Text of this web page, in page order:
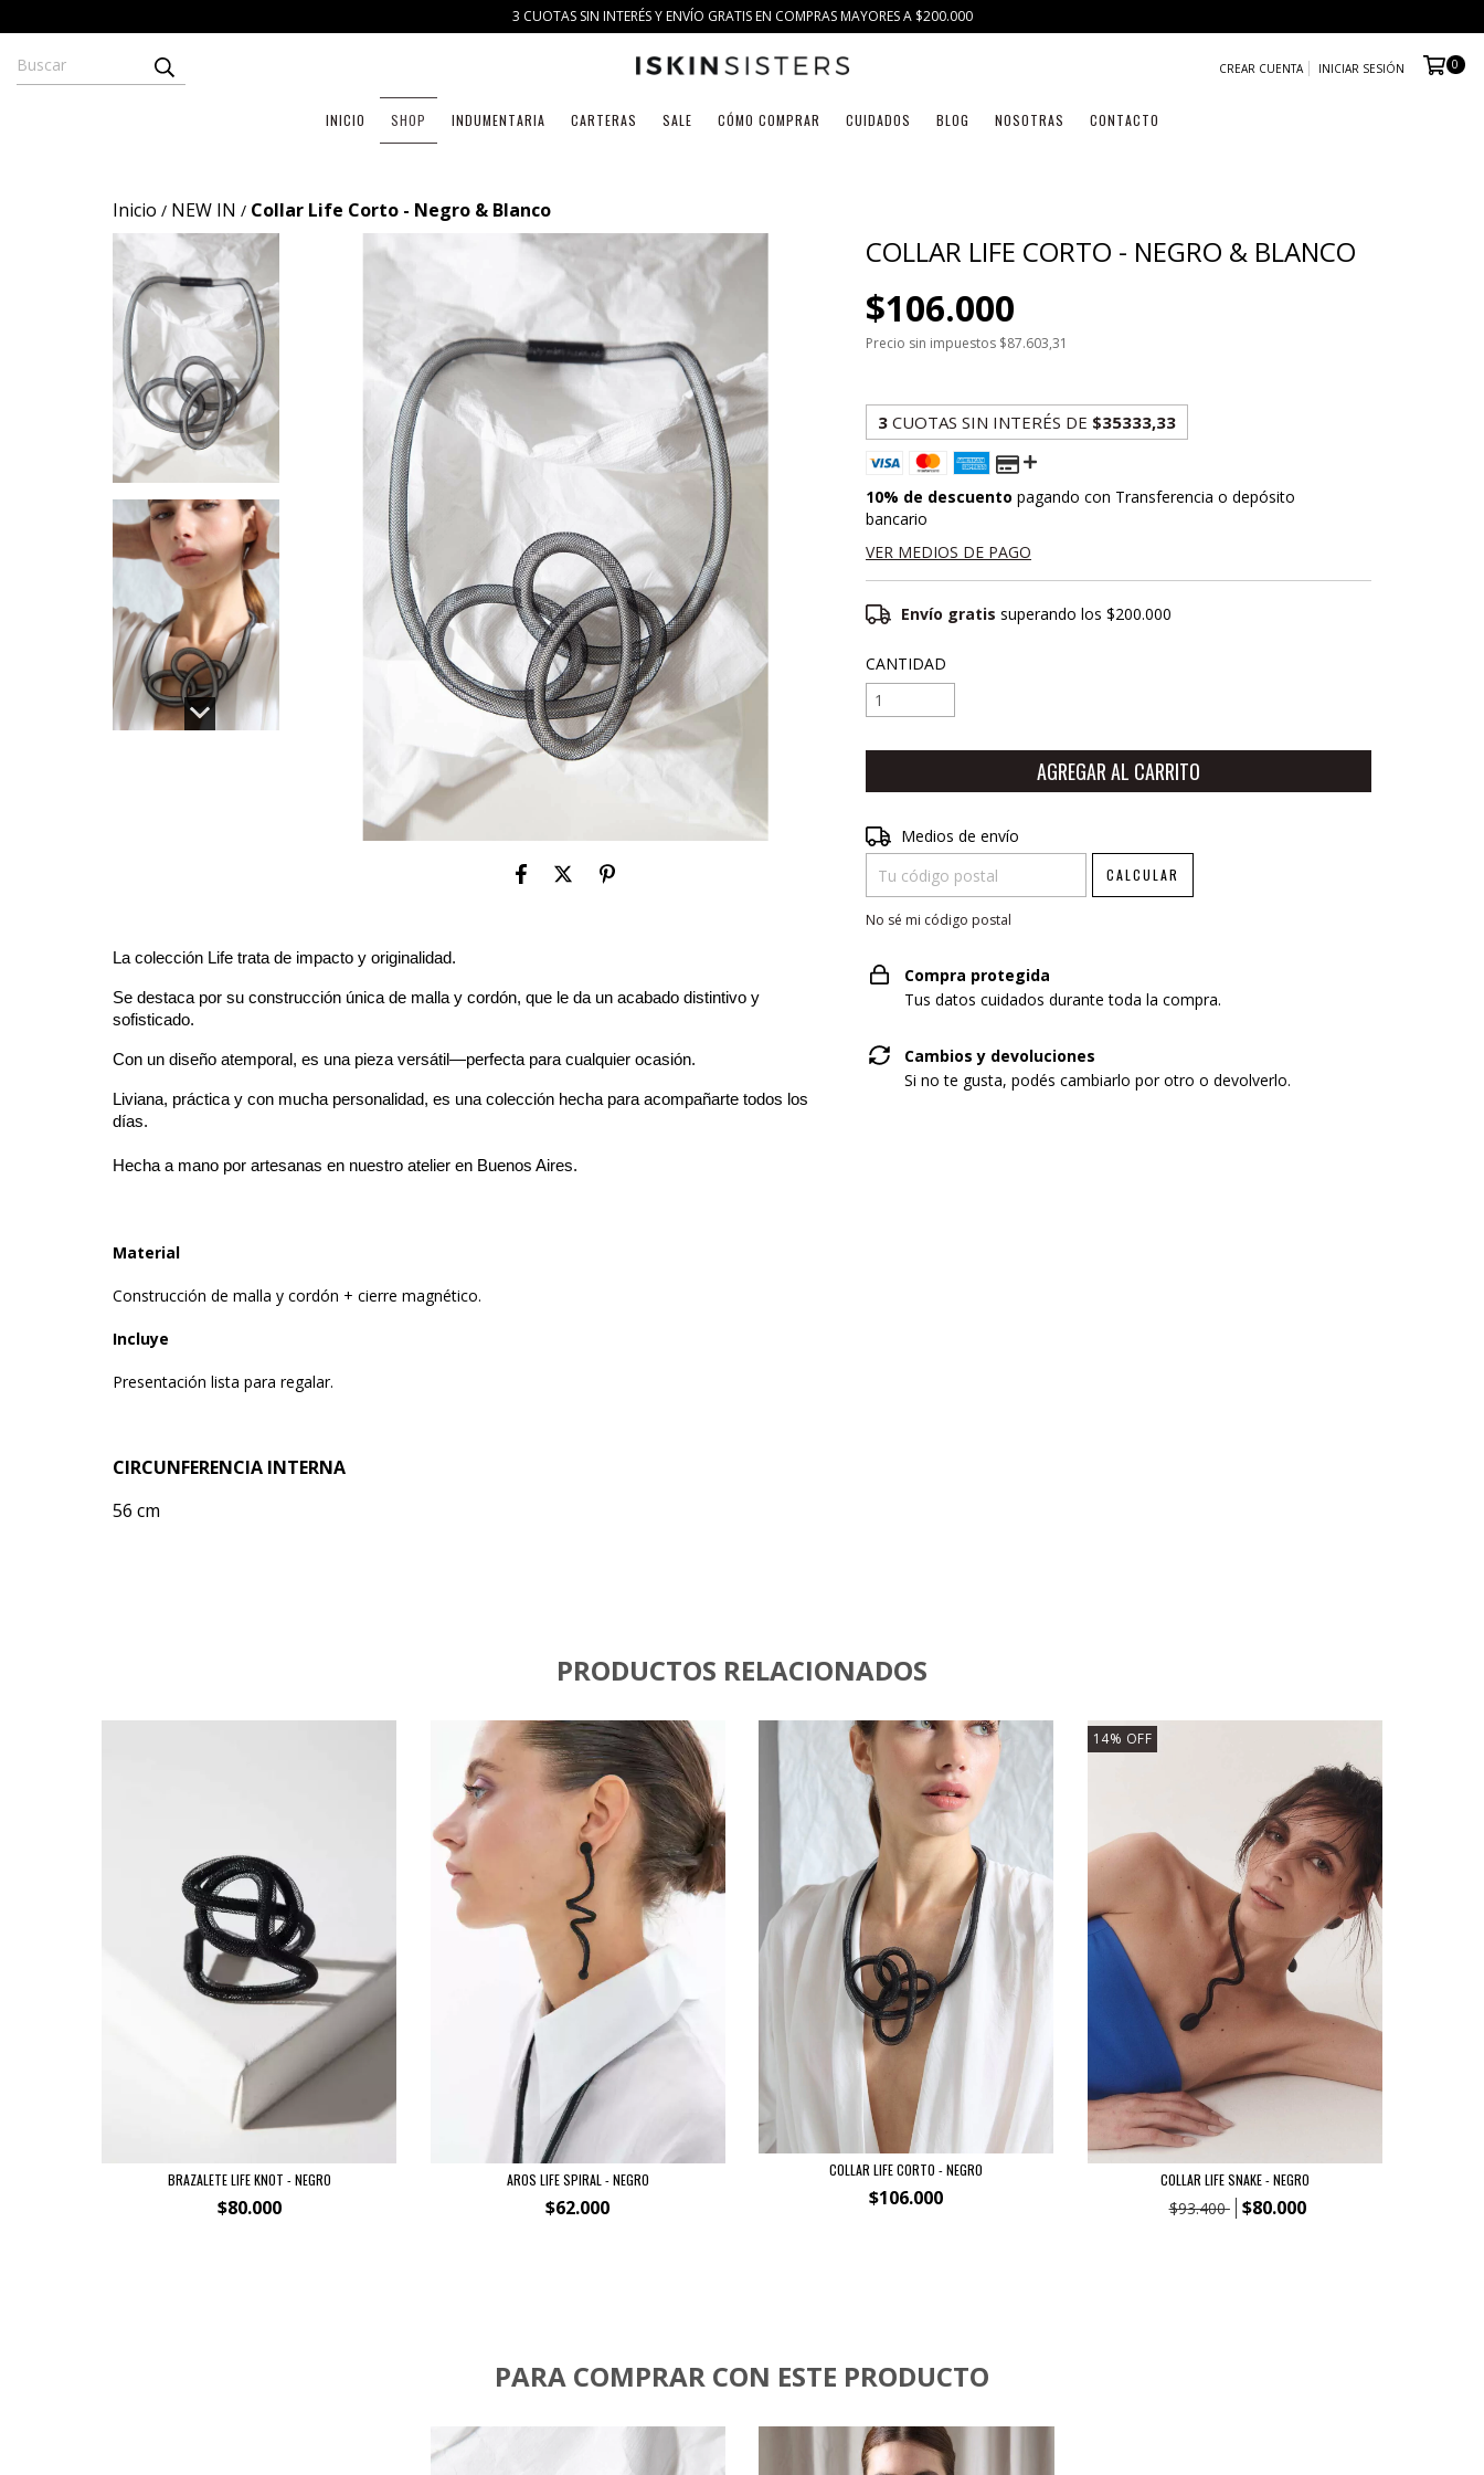
3 CUOTAS SIN INTERÉS Y ENVÍO GRATIS EN COMPRAS MAYORES A $200.000
CREAR CUENTA INICIAR SESIÓN 0
INICIO SHOP INDUMENTARIA CARTERAS SALE CÓMO COMPRAR CUIDADOS BLOG NOSOTRAS CONTACTO
Inicio / NEW IN / Collar Life Corto - Negro & Blanco
La colección Life trata de impacto y originalidad.
Se destaca por su construcción única de malla y cordón, que le da un acabado distintivo y
sofisticado.
Con un diseño atemporal, es una pieza versátil—perfecta para cualquier ocasión.
Liviana, práctica y con mucha personalidad, es una colección hecha para acompañarte todos los
días.
Hecha a mano por artesanas en nuestro atelier en Buenos Aires.
Material
Construcción de malla y cordón + cierre magnético.
Incluye
Presentación lista para regalar.
CIRCUNFERENCIA INTERNA
56 cm
COLLAR LIFE CORTO - NEGRO & BLANCO
$106.000
Precio sin impuestos $87.603,31
3 CUOTAS SIN INTERÉS DE $35333,33
10% de descuento pagando con Transferencia o depósito
bancario
VER MEDIOS DE PAGO
Envío gratis superando los$200.000
CANTIDAD
Entregas para el CP:
Medios de envío
CALCULAR
No sé mi código postal
Compra protegida
Tus datos cuidados durante toda la compra.
Cambios y devoluciones
Si no te gusta, podés cambiarlo por otro o devolverlo.
PRODUCTOS RELACIONADOS
BRAZALETE LIFE KNOT - NEGRO
$80.000
AROS LIFE SPIRAL - NEGRO
$62.000
COLLAR LIFE CORTO - NEGRO
$106.000
14% OFF
COLLAR LIFE SNAKE - NEGRO
$93.400 $80.000
PARA COMPRAR CON ESTE PRODUCTO